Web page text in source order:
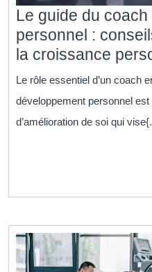
Le guide du
personnel :
la croissance
Le rôle essentiel d’un coach
développement personnel
d’amélioration de soi qui